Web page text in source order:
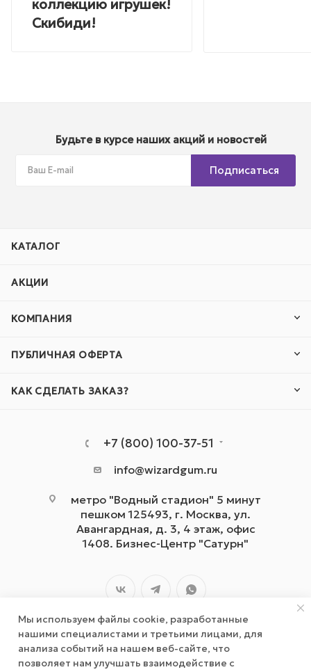
коллекцию игрушек!
Скибиди!
Будьте в курсе наших акций и новостей
Подписаться
КАТАЛОГ
АКЦИИ
КОМПАНИЯ
ПУБЛИЧНАЯ ОФЕРТА
КАК СДЕЛАТЬ ЗАКАЗ?
+7 (800) 100-37-51
info@wizardgum.ru
метро "Водный стадион" 5 минут
пешком 125493, г. Москва, ул.
Авангардная, д. 3, 4 этаж, офис
1408. Бизнес-Центр "Сатурн"
Мы используем файлы cookie, разработанные
нашими специалистами и третьими лицами, для
анализа событий на нашем веб-сайте, что
позволяет нам улучшать взаимодействие с